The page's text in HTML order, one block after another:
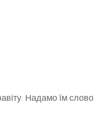
Надамо їм слово